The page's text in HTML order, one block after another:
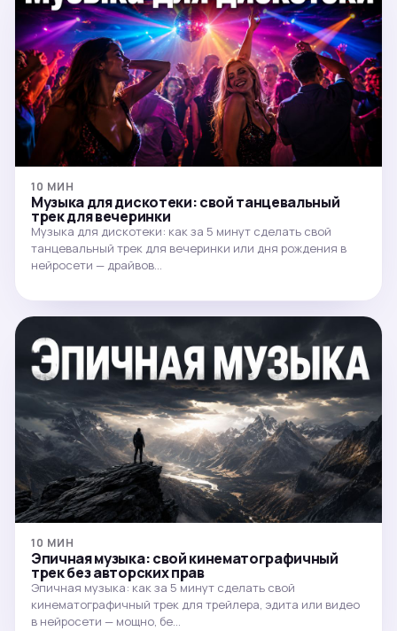
10 МИН
Музыка для дискотеки: свой танцевальный
трек для вечеринки
Музыка для дискотеки: как за 5 минут сделать свой
танцевальный трек для вечеринки или дня рождения в
нейросети — драйвов…
10 МИН
Эпичная музыка: свой кинематографичный
трек без авторских прав
Эпичная музыка: как за 5 минут сделать свой
кинематографичный трек для трейлера, эдита или видео
в нейросети — мощно, бе…